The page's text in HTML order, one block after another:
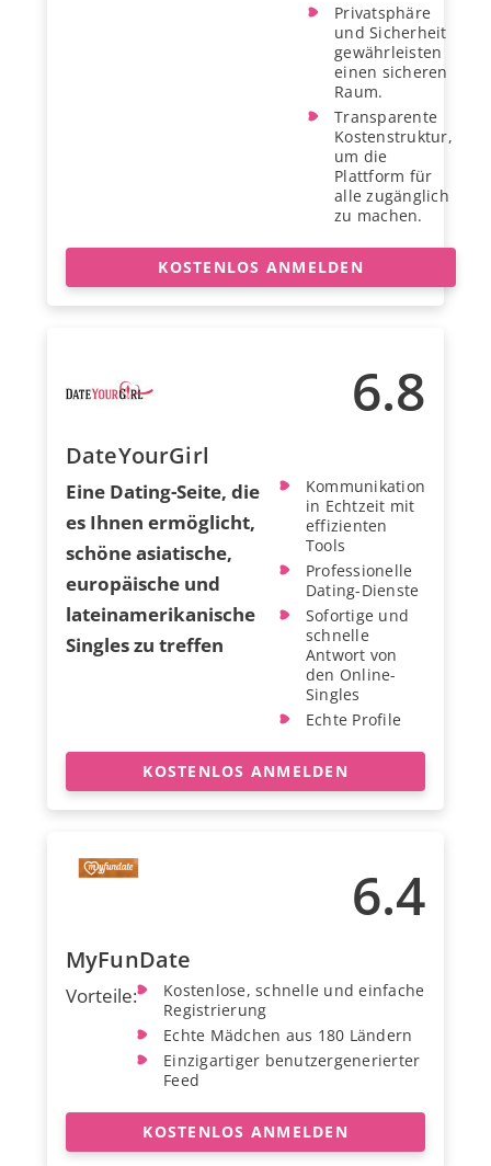
Privatsphäre
und Sicherheit
gewährleisten
einen sicheren
Raum.
Transparente
Kostenstruktur,
um die
Plattform für
alle zugänglich
zu machen.
KOSTENLOS ANMELDEN
6.8
DateYourGirl
Eine Dating-Seite, die
es Ihnen ermöglicht,
schöne asiatische,
europäische und
lateinamerikanische
Singles zu treffen
Kommunikation
in Echtzeit mit
effizienten
Tools
Professionelle
Dating-Dienste
Sofortige und
schnelle
Antwort von
den Online-
Singles
Echte Profile
KOSTENLOS ANMELDEN
6.4
MyFunDate
Vorteile:
Kostenlose, schnelle und einfache
Registrierung
Echte Mädchen aus 180 Ländern
Einzigartiger benutzergenerierter
Feed
KOSTENLOS ANMELDEN